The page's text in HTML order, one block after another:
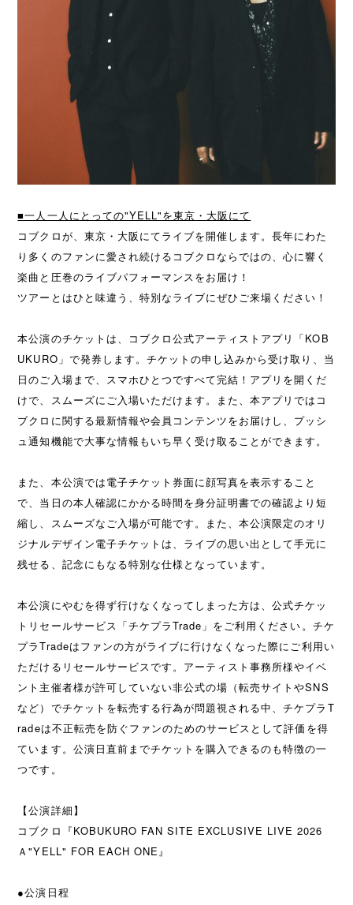
■一人一人にとっての"YELL"を東京・大阪にて
コブクロが、東京・大阪にてライブを開催します。長年にわた
り多くのファンに愛され続けるコブクロならではの、心に響く
楽曲と圧巻のライブパフォーマンスをお届け！
ツアーとはひと味違う、特別なライブにぜひご来場ください！
本公演のチケットは、コブクロ公式アーティストアプリ「KOB
UKURO」で発券します。チケットの申し込みから受け取り、当
日のご入場まで、スマホひとつですべて完結！アプリを開くだ
けで、スムーズにご入場いただけます。また、本アプリではコ
ブクロに関する最新情報や会員コンテンツをお届けし、プッシ
ュ通知機能で大事な情報もいち早く受け取ることができます。
また、本公演では電子チケット券面に顔写真を表示すること
で、当日の本人確認にかかる時間を身分証明書での確認より短
縮し、スムーズなご入場が可能です。また、本公演限定のオリ
ジナルデザイン電子チケットは、ライブの思い出として手元に
残せる、記念にもなる特別な仕様となっています。
本公演にやむを得ず行けなくなってしまった方は、公式チケッ
トリセールサービス「チケプラTrade」をご利用ください。チケ
プラTradeはファンの方がライブに行けなくなった際にご利用い
ただけるリセールサービスです。アーティスト事務所様やイベ
ント主催者様が許可していない非公式の場（転売サイトやSNS
など）でチケットを転売する行為が問題視される中、チケプラT
radeは不正転売を防ぐファンのためのサービスとして評価を得
ています。公演日直前までチケットを購入できるのも特徴の一
つです。
【公演詳細】
コブクロ『KOBUKURO FAN SITE EXCLUSIVE LIVE 2026
Ａ"YELL" FOR EACH ONE』
●公演日程